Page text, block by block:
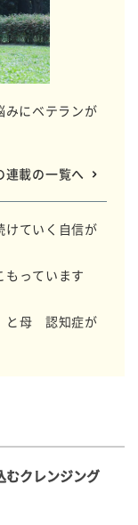
みにベテランが
連載の一覧へ
ていく自信が
もっています
と母 認知症が
むクレンジング